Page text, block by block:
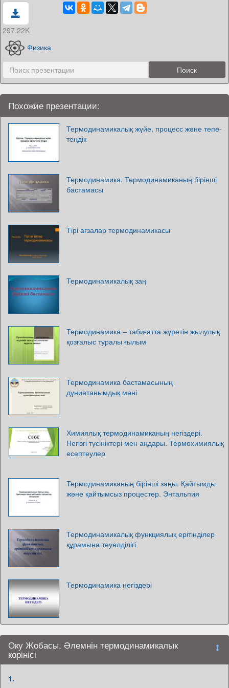
297.22K
Физика
Похожие презентации:
Термодинамикалық жүйе, процесс және тепе-
теңдік
Термодинамика. Термодинамиканың бірінші
бастамасы
Тірі ағзалар термодинамикасы
Термодинамикалық заң
Термодинамика – табиғатта жүретін жылулық
қозғалыс туралы ғылым
Термодинамика бастамасының
дүниетанымдық мәні
Химиялық термодинамиканың негіздері.
Негізгі түсініктері мен аңдары. Термохимиялық
есептеулер
Термодинамиканың бірінші заңы. Қайтымды
және қайтымсыз процестер. Энтальпия
Термодинамикалық функциялық ерітінділер
құрамына тәуелділігі
Термодинамика негіздері
Оку Жобасы. Әлемнін термодинамикалык
корінісі
1.